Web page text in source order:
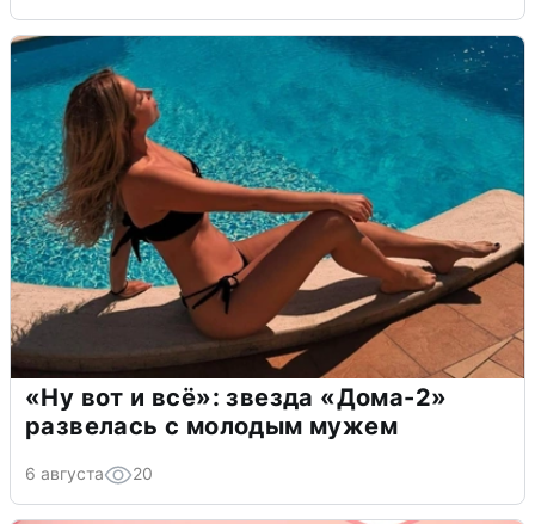
«Ну вот и всё»: звезда «Дома-2»
развелась с молодым мужем
6 августа 20